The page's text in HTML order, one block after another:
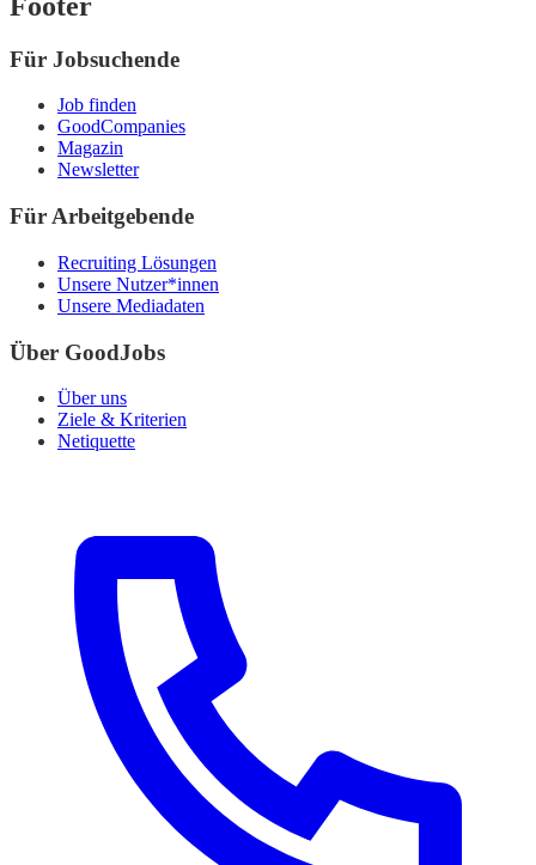
Für Jobsuchende
Job finden
GoodCompanies
Magazin
Newsletter
Für Arbeitgebende
Recruiting Lösungen
Unsere Nutzer*innen
Unsere Mediadaten
Über GoodJobs
Über uns
Ziele & Kriterien
Netiquette